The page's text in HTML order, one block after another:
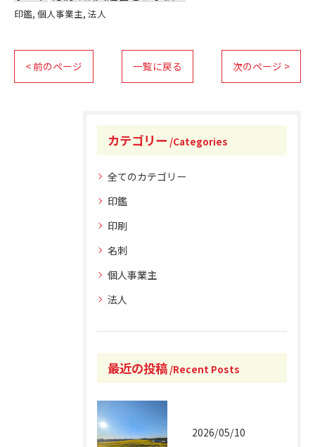
印鑑 個人事業主 法人
< 前のページ 一覧に戻る 次のページ >
カテゴリー Categories
全てのカテゴリー
印鑑
印刷
名刺
個人事業主
法人
最近の投稿 Recent Posts
2026/05/10